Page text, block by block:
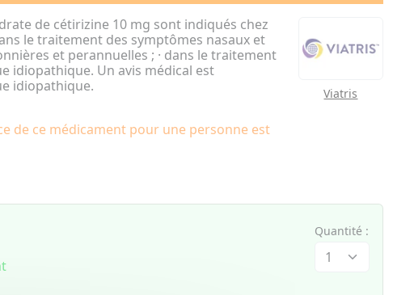
de cétirizine 10 mg sont indiqués chez
le traitement des symptômes nasaux et
et perannuelles ; · dans le traitement
idiopathique. Un avis médical est
idiopathique.
de ce médicament pour une personne est
Viatris
Quantité :